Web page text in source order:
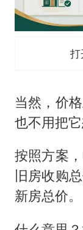
打
当然，价
也不用把它
按照方案
旧房收购
新房总价。